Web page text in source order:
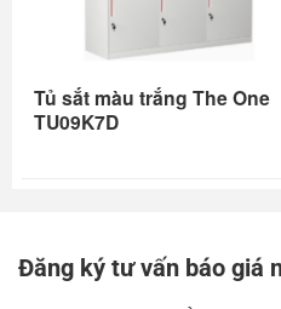
Tủ sắt màu trắng The One
TU09K7D
Đăng ký tư vấn báo giá